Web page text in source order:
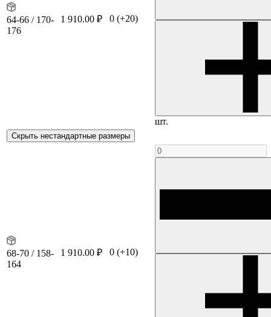
64-66 / 170-
176
1 910.00 ₽ 0 (+20)
шт.
Скрыть нестандартные размеры
68-70 / 158-
164
1 910.00 ₽ 0 (+10)